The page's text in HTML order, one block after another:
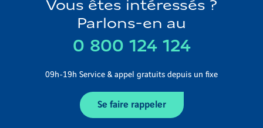
Vous êtes intéressés ?
Parlons-en au
0 800 124 124
09h-19h Service & appel gratuits depuis un fixe
Se faire rappeler